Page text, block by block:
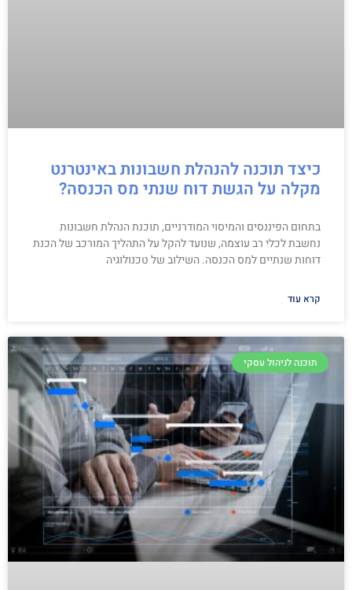
כיצד תוכנה להנהלת חשבונות באינטרנט
מקלה על הגשת דוח שנתי מס הכנסה?
בתחום הפיננסים והמיסוי המודרניים, תוכנת הנהלת חשבונות
נחשבת לכלי רב עוצמה, שנועד להקל על התהליך המורכב של הכנת
דוחות שנתיים למס הכנסה. השילוב של טכנולוגיה
קרא עוד
תוכנה לניהול עסקי